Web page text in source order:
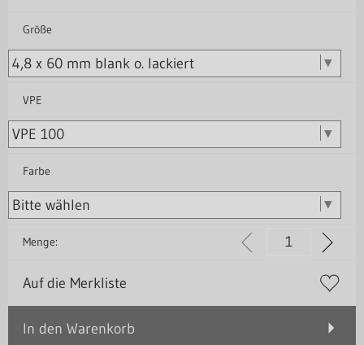
Größe
VPE
Farbe
Menge:
Auf die Merkliste
In den Warenkorb